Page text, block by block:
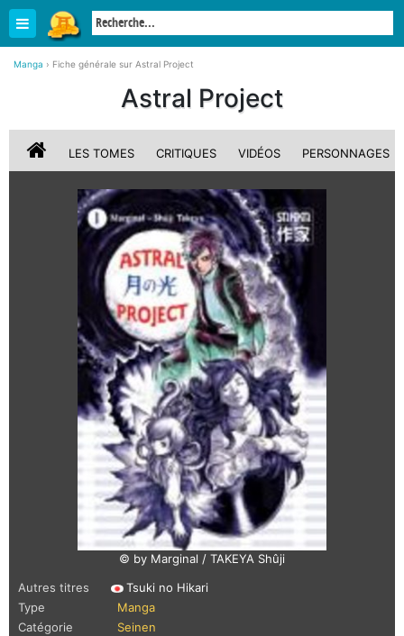
Manga › Fiche générale sur Astral Project
Astral Project
LES TOMES CRITIQUES VIDÉOS PERSONNAGES
© by Marginal / TAKEYA Shûji
Autres titres
Tsuki no Hikari
Type
Manga
Catégorie
Seinen